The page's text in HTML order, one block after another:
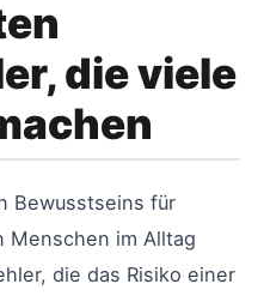
die viele
Bewusstseins für
Menschen im Alltag
die das Risiko einer